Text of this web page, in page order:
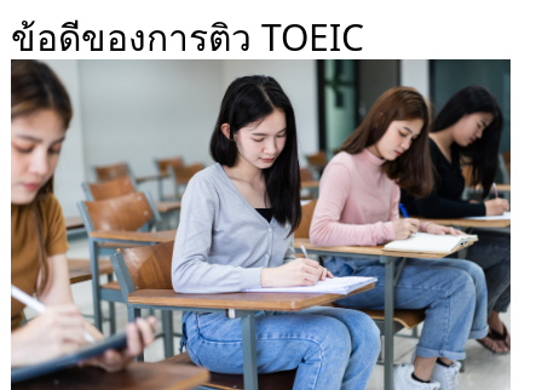
ข้อดีของการติว TOEIC